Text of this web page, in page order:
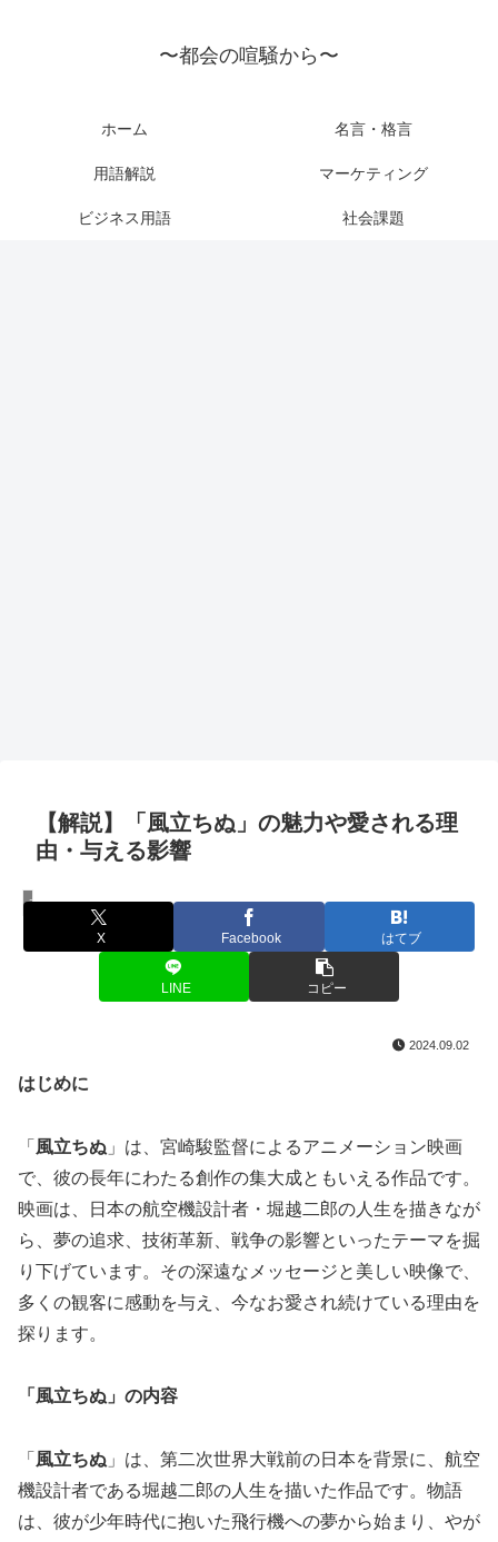
〜都会の喧騒から〜
ホーム 名言・格言
用語解説 マーケティング
ビジネス用語 社会課題
【解説】「風立ちぬ」の魅力や愛される理
由・与える影響
コンテンツ
X Facebook はてブ
LINE コピー
2024.09.02
はじめに
「 風立ちぬ 」は、宮崎駿監督によるアニメーション映画
で、彼の長年にわたる創作の集大成ともいえる作品です。
映画は、日本の航空機設計者・堀越二郎の人生を描きなが
ら、夢の追求、技術革新、戦争の影響といったテーマを掘
り下げています。その深遠なメッセージと美しい映像で、
多くの観客に感動を与え、今なお愛され続けている理由を
探ります。
「風立ちぬ」の内容
「 風立ちぬ 」は、第二次世界大戦前の日本を背景に、航空
機設計者である堀越二郎の人生を描いた作品です。物語
は、彼が少年時代に抱いた飛行機への夢から始まり、やが